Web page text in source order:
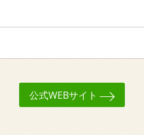
公式WEBサイト